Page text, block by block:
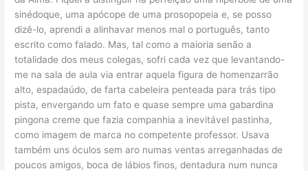
sinédoque, uma apócope de uma prosopopeia e, se posso
dizê-lo, aprendi a alinhavar menos mal o português, tanto
escrito como falado. Mas, tal como a maioria senão a
totalidade dos meus colegas, sofri cada vez que levantando-
me na sala de aula via entrar aquela figura de homenzarrão
alto, espadaúdo, de farta cabeleira penteada para trás tipo
pista, envergando um fato e quase sempre uma gabardina
pingona creme que fazia companhia a inevitável pastinha,
como imagem de marca no competente professor. Usava
também uns óculos sem aro numas ventas arreganhadas de
poucos amigos, boca de lábios finos, dentadura num nunca